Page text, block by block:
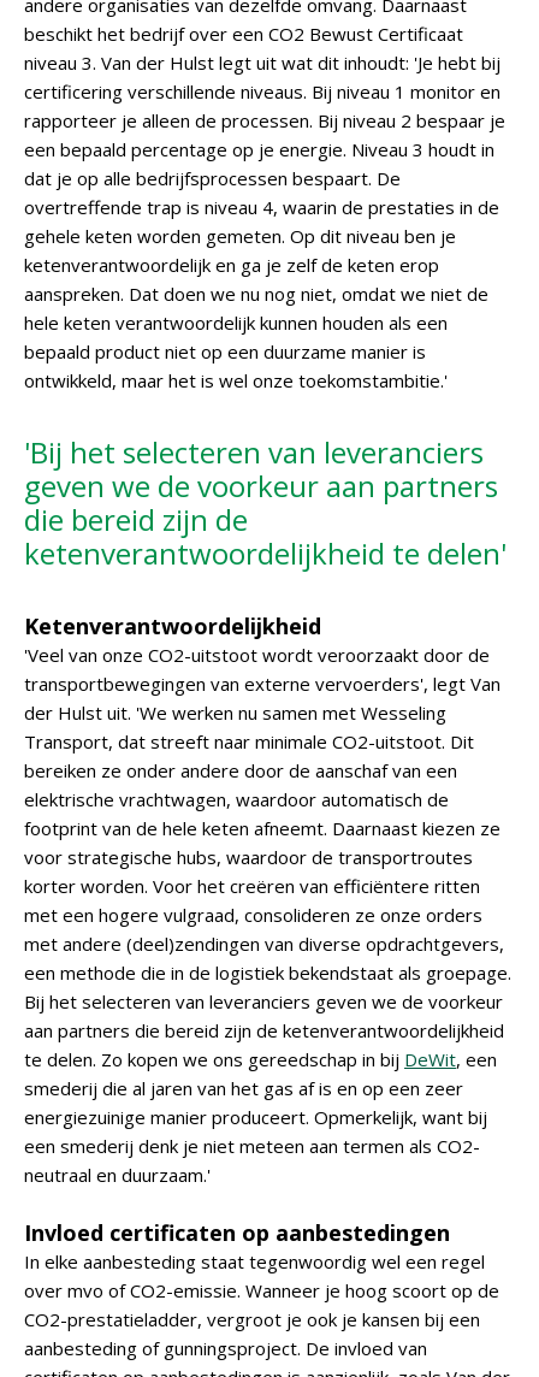
andere organisaties van dezelfde omvang. Daarnaast
beschikt het bedrijf over een CO2 Bewust Certificaat
niveau 3. Van der Hulst legt uit wat dit inhoudt: 'Je hebt bij
certificering verschillende niveaus. Bij niveau 1 monitor en
rapporteer je alleen de processen. Bij niveau 2 bespaar je
een bepaald percentage op je energie. Niveau 3 houdt in
dat je op alle bedrijfsprocessen bespaart. De
overtreffende trap is niveau 4, waarin de prestaties in de
gehele keten worden gemeten. Op dit niveau ben je
ketenverantwoordelijk en ga je zelf de keten erop
aanspreken. Dat doen we nu nog niet, omdat we niet de
hele keten verantwoordelijk kunnen houden als een
bepaald product niet op een duurzame manier is
ontwikkeld, maar het is wel onze toekomstambitie.'
'Bij het selecteren van leveranciers
geven we de voorkeur aan partners
die bereid zijn de
ketenverantwoordelijkheid te delen'
Ketenverantwoordelijkheid
'Veel van onze CO2-uitstoot wordt veroorzaakt door de
transportbewegingen van externe vervoerders', legt Van
der Hulst uit. 'We werken nu samen met Wesseling
Transport, dat streeft naar minimale CO2-uitstoot. Dit
bereiken ze onder andere door de aanschaf van een
elektrische vrachtwagen, waardoor automatisch de
footprint van de hele keten afneemt. Daarnaast kiezen ze
voor strategische hubs, waardoor de transportroutes
korter worden. Voor het creëren van efficiëntere ritten
met een hogere vulgraad, consolideren ze onze orders
met andere (deel)zendingen van diverse opdrachtgevers,
een methode die in de logistiek bekendstaat als groepage.
Bij het selecteren van leveranciers geven we de voorkeur
aan partners die bereid zijn de ketenverantwoordelijkheid
te delen. Zo kopen we ons gereedschap in bij DeWit, een
smederij die al jaren van het gas af is en op een zeer
energiezuinige manier produceert. Opmerkelijk, want bij
een smederij denk je niet meteen aan termen als CO2-
neutraal en duurzaam.'
Invloed certificaten op aanbestedingen
In elke aanbesteding staat tegenwoordig wel een regel
over mvo of CO2-emissie. Wanneer je hoog scoort op de
CO2-prestatieladder, vergroot je ook je kansen bij een
aanbesteding of gunningsproject. De invloed van